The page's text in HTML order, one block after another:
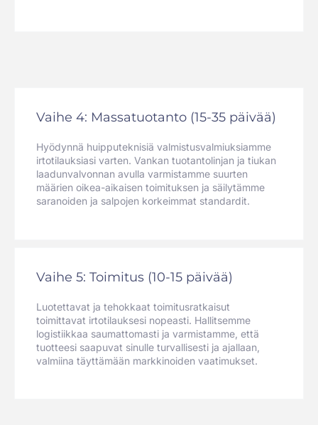
Vaihe 4: Massatuotanto (15-35 päivää)
Hyödynnä huipputeknisiä valmistusvalmiuksiamme
irtotilauksiasi varten. Vankan tuotantolinjan ja tiukan
laadunvalvonnan avulla varmistamme suurten
määrien oikea-aikaisen toimituksen ja säilytämme
saranoiden ja salpojen korkeimmat standardit.
Vaihe 5: Toimitus (10-15 päivää)
Luotettavat ja tehokkaat toimitusratkaisut
toimittavat irtotilauksesi nopeasti. Hallitsemme
logistiikkaa saumattomasti ja varmistamme, että
tuotteesi saapuvat sinulle turvallisesti ja ajallaan,
valmiina täyttämään markkinoiden vaatimukset.